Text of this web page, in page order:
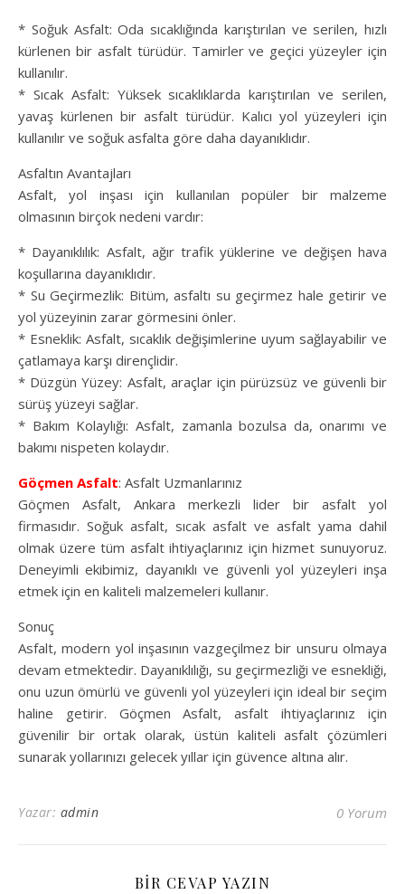
* Soğuk Asfalt: Oda sıcaklığında karıştırılan ve serilen, hızlı
kürlenen bir asfalt türüdür. Tamirler ve geçici yüzeyler için
kullanılır.
* Sıcak Asfalt: Yüksek sıcaklıklarda karıştırılan ve serilen,
yavaş kürlenen bir asfalt türüdür. Kalıcı yol yüzeyleri için
kullanılır ve soğuk asfalta göre daha dayanıklıdır.
Asfaltın Avantajları
Asfalt, yol inşası için kullanılan popüler bir malzeme
olmasının birçok nedeni vardır:
* Dayanıklılık: Asfalt, ağır trafik yüklerine ve değişen hava
koşullarına dayanıklıdır.
* Su Geçirmezlik: Bitüm, asfaltı su geçirmez hale getirir ve
yol yüzeyinin zarar görmesini önler.
* Esneklik: Asfalt, sıcaklık değişimlerine uyum sağlayabilir ve
çatlamaya karşı dirençlidir.
* Düzgün Yüzey: Asfalt, araçlar için pürüzsüz ve güvenli bir
sürüş yüzeyi sağlar.
* Bakım Kolaylığı: Asfalt, zamanla bozulsa da, onarımı ve
bakımı nispeten kolaydır.
Göçmen Asfalt: Asfalt Uzmanlarınız
Göçmen Asfalt, Ankara merkezli lider bir asfalt yol
firmasıdır. Soğuk asfalt, sıcak asfalt ve asfalt yama dahil
olmak üzere tüm asfalt ihtiyaçlarınız için hizmet sunuyoruz.
Deneyimli ekibimiz, dayanıklı ve güvenli yol yüzeyleri inşa
etmek için en kaliteli malzemeleri kullanır.
Sonuç
Asfalt, modern yol inşasının vazgeçilmez bir unsuru olmaya
devam etmektedir. Dayanıklılığı, su geçirmezliği ve esnekliği,
onu uzun ömürlü ve güvenli yol yüzeyleri için ideal bir seçim
haline getirir. Göçmen Asfalt, asfalt ihtiyaçlarınız için
güvenilir bir ortak olarak, üstün kaliteli asfalt çözümleri
sunarak yollarınızı gelecek yıllar için güvence altına alır.
Yazar: admin 0 Yorum
BIR CEVAP YAZIN